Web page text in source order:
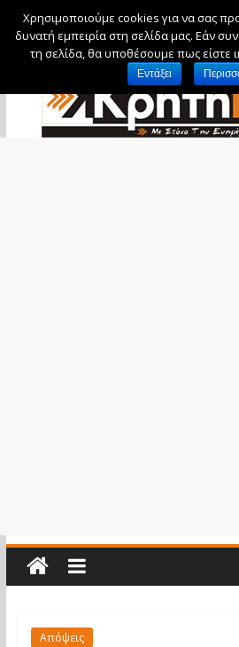
Δευτέρα, 10
Απόψεις
Χρησιμοποιούμε cookies για να σας
δυνατή εμπειρία στη σελίδα μας. Εάν
τη σελίδα, θα υποθέσουμε πως είστε
Εντάξει